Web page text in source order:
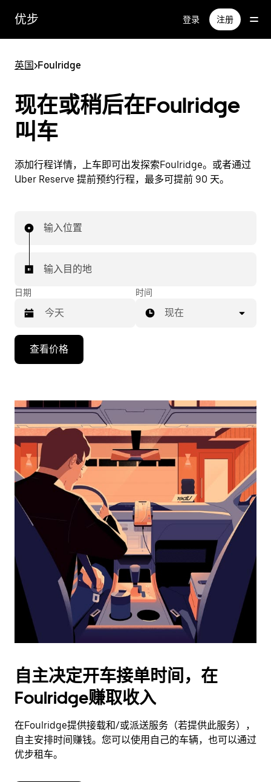
优步 登录 注册
英国>Foulridge
现在或稍后在Foulridge
叫车
添加行程详情，上车即可出发探索Foulridge。或者通过
Uber Reserve 提前预约行程，最多可提前 90 天。
输入位置
输入目的地
日期
向
头
浏
日
并
期。
按
退
闭
日
历。
时间
现在
查看价格
自主决定开车接单时间，在
Foulridge赚取收入
在Foulridge提供接载和/或派送服务（若提供此服务），
自主安排时间赚钱。您可以使用自己的车辆，也可以通过
优步租车。